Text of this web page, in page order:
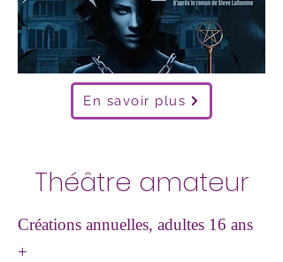
En savoir plus
Théâtre amateur
Créations annuelles, adultes 16 ans
+